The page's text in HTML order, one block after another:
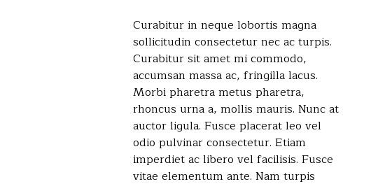
Curabitur in neque lobortis magna
sollicitudin consectetur nec ac turpis.
Curabitur sit amet mi commodo,
accumsan massa ac, fringilla lacus.
Morbi pharetra metus pharetra,
rhoncus urna a, mollis mauris. Nunc at
auctor ligula. Fusce placerat leo vel
odio pulvinar consectetur. Etiam
imperdiet ac libero vel facilisis. Fusce
vitae elementum ante. Nam turpis